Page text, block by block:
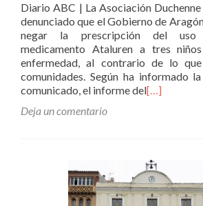
Diario ABC | La Asociación
denunciado que el Gobierno de
negar la prescripción del uso
medicamento Ataluren a tres
enfermedad, al contrario de lo
comunidades. Según ha informado
comunicado, el informe del[…]
Deja un comentario